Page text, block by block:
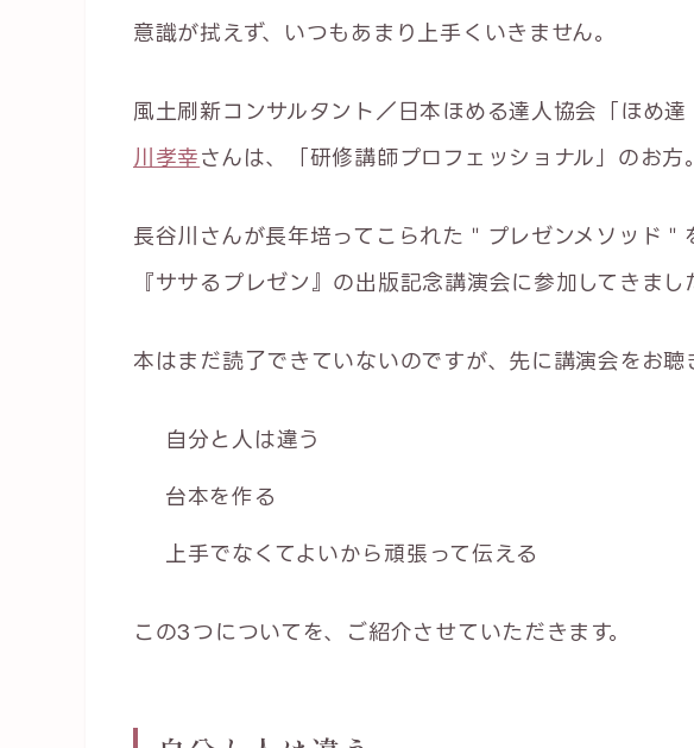
意識が拭えず、いつもあまり上手くいきません。
風土刷新コンサルタント／日本ほめる達人協会「ほめ
川孝幸 さんは、「研修講師プロフェッショナル」のお方。
長谷川さんが長年培ってこられた＂プレゼンメソッド＂
『ササるプレゼン』の出版記念講演会に参加してきまし
本はまだ読了できていないのですが、先に講演会をお聴
自分と人は違う
台本を作る
上手でなくてよいから頑張って伝える
この3つについてを、ご紹介させていただきます。